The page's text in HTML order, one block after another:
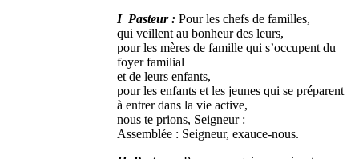
I Pasteur : Pour les chefs de familles,
qui veillent au bonheur des leurs,
pour les mères de famille qui s’occupent du
foyer familial
et de leurs enfants,
pour les enfants et les jeunes qui se préparent
à entrer dans la vie active,
nous te prions, Seigneur :
Assemblée : Seigneur, exauce-nous.